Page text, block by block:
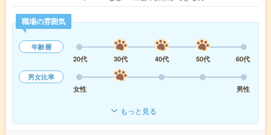
職場の雰囲気
年齢層
20代
30代 40代 50代
60代
男女比率
女性
男性
もっと見る